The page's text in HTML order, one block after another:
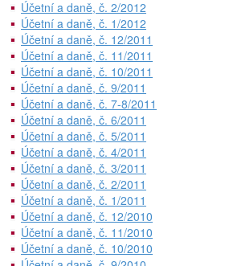
Účetní a daně, č. 2/2012
Účetní a daně, č. 1/2012
Účetní a daně, č. 12/2011
Účetní a daně, č. 11/2011
Účetní a daně, č. 10/2011
Účetní a daně, č. 9/2011
Účetní a daně, č. 7-8/2011
Účetní a daně, č. 6/2011
Účetní a daně, č. 5/2011
Účetní a daně, č. 4/2011
Účetní a daně, č. 3/2011
Účetní a daně, č. 2/2011
Účetní a daně, č. 1/2011
Účetní a daně, č. 12/2010
Účetní a daně, č. 11/2010
Účetní a daně, č. 10/2010